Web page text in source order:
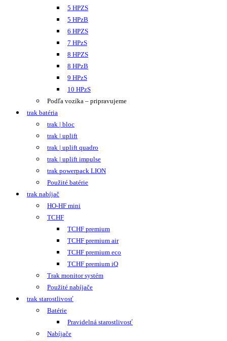
5 HPZS
5 HPzB
6 HPZS
7 HPzS
8 HPZS
8 HPzB
9 HPzS
10 HPzS
Podľa vozíka – pripravujeme
trak batéria
trak | bloc
trak | uplift
trak | uplift quadro
trak | uplift impulse
trak powerpack LION
Použité batérie
trak nabíjač
HO-HF mini
TCHF
TCHF premium
TCHF premium air
TCHF premium eco
TCHF premium iQ
Trak monitor systém
Použité nabíjače
trak starostlivosť
Batérie
Pravidelná starostlivosť
Nabíjače